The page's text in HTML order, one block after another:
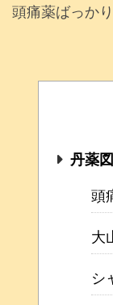
頭痛薬ばっか
丹薬
頭
大
シ